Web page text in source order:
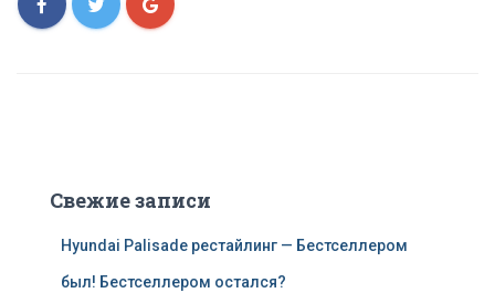
Свежие записи
Hyundai Palisade рестайлинг — Бестселлером
был! Бестселлером остался?